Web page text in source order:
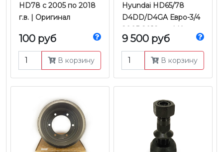
HD78 с 2005 по 2018
г.в. | Оригинал
100 руб
В корзину
Hyundai HD65/78
D4DD/D4GA Евро-3/4
2005-2018 г.в. | Kortex
9 500 руб
В корзину